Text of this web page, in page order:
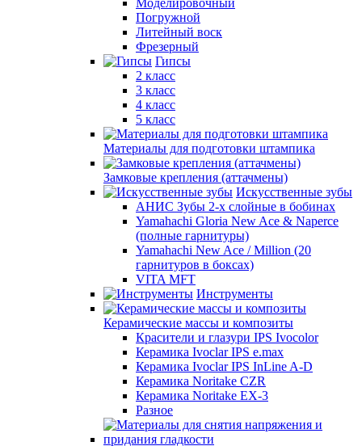
Моделировочный
Погружной
Литейный воск
Фрезерный
Гипсы
2 класс
3 класс
4 класс
5 класс
Материалы для подготовки штампика
Замковые крепления (аттачмены)
Искусственные зубы
АНИС Зубы 2-х слойные в бобинах
Yamahachi Gloria New Ace & Naperce
(полные гарнитуры)
Yamahachi New Ace / Million (20
гарнитуров в боксах)
VITA MFT
Инструменты
Керамические массы и композиты
Красители и глазури IPS Ivocolor
Керамика Ivoclar IPS e.max
Керамика Ivoclar IPS InLine A-D
Керамика Noritake CZR
Керамика Noritake EX-3
Разное